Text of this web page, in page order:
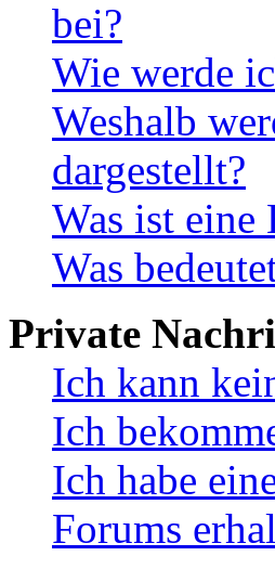
bei?
Wie werde
Weshalb
dargestellt?
Was ist eine
Was
Private
Ich kann
Ich
Ich habe
Forums